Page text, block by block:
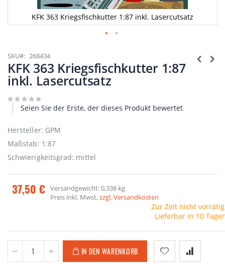
KFK 363 Kriegsfischkutter 1:87 inkl. Lasercutsatz
Anfang
der
Bildgalerie
springen
SKU 268434
KFK 363 Kriegsfischkutter 1:87
inkl. Lasercutsatz
Seien Sie der Erste, der dieses Produkt bewertet
Hersteller: GPM
Maßstab: 1:87
Schwierigkeitsgrad: mittel
37,50 € Versandgewicht: 0,338 kg
Preis inkl. Mwst,zzgl. Versandkosten
Zur Zeit nicht
Lieferbar in 10
IN DEN WARENKORB